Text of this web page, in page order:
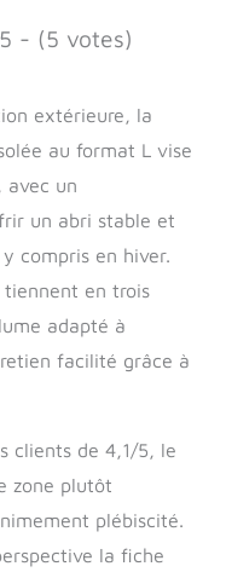
- (5 votes)
extérieure, la
au format L vise
avec un
un abri stable et
compris en hiver.
tiennent en trois
adapté à
facilité grâce à
clients de 4,1/5, le
zone plutôt
plébiscité.
la fiche